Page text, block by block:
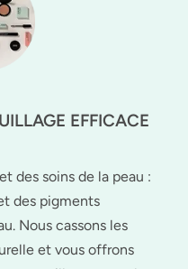
EFFICACE
des soins de la peau :
des pigments
Nous cassons les
et vous offrons